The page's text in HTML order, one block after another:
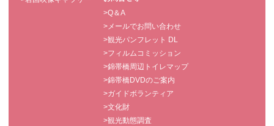
>Q＆A
>メールでお問い合わせ
>観光パンフレット DL
>フィルムコミッション
>錦帯橋周辺トイレマップ
>錦帯橋DVDのご案内
>ガイドボランティア
>文化財
>観光動態調査